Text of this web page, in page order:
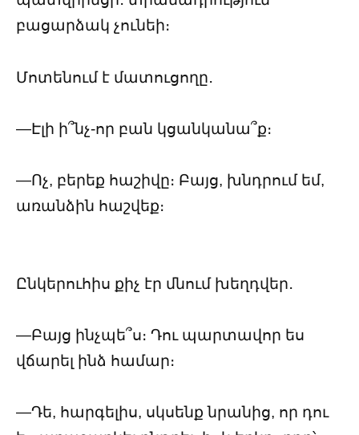
բացարձակ չունեի։
Մոտենում է մատուցողը․
—Էլի ի՞նչ-որ բան կցանկանա՞ք։
—Ոչ, բերեք հաշիվը։ Բայց, խնդրում եմ,
առանձին հաշվեք։
Ընկերուհիս քիչ էր մնում խեղդվեր․
—Բայց ինչպե՞ս։ Դու պարտավոր ես
վճարել ինձ համար։
—Դե, հարգելիս, սկսենք նրանից, որ դու